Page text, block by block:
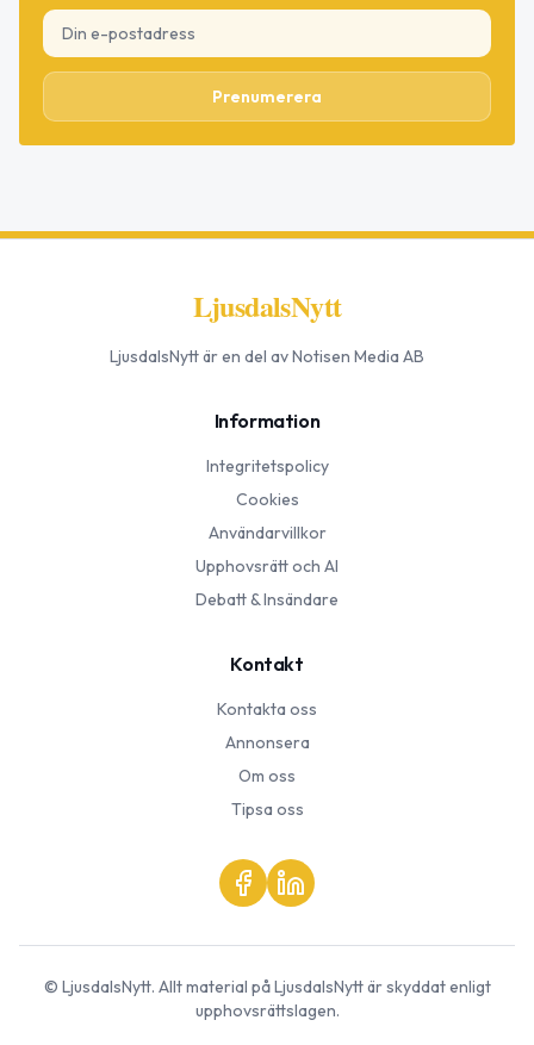
Prenumerera
LjusdalsNytt
LjusdalsNyttär en del av Notisen Media AB
Information
Integritetspolicy
Cookies
Användarvillkor
Upphovsrätt och AI
Debatt & Insändare
Kontakt
Kontakta oss
Annonsera
Om oss
Tipsa oss
© LjusdalsNytt. Allt material påLjusdalsNyttär skyddat enligt
upphovsrättslagen.